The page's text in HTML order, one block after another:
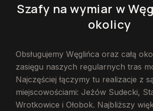
Szafy na wymiar w
okolicy
Obsługujemy Węglińca oraz całą
zasięgu naszych regularnych tras
Najczęściej łączymy tu realizacje z
miejscowościami: Jeżów Sudecki,
Wrotkowice i Ołobok. Najbliższy